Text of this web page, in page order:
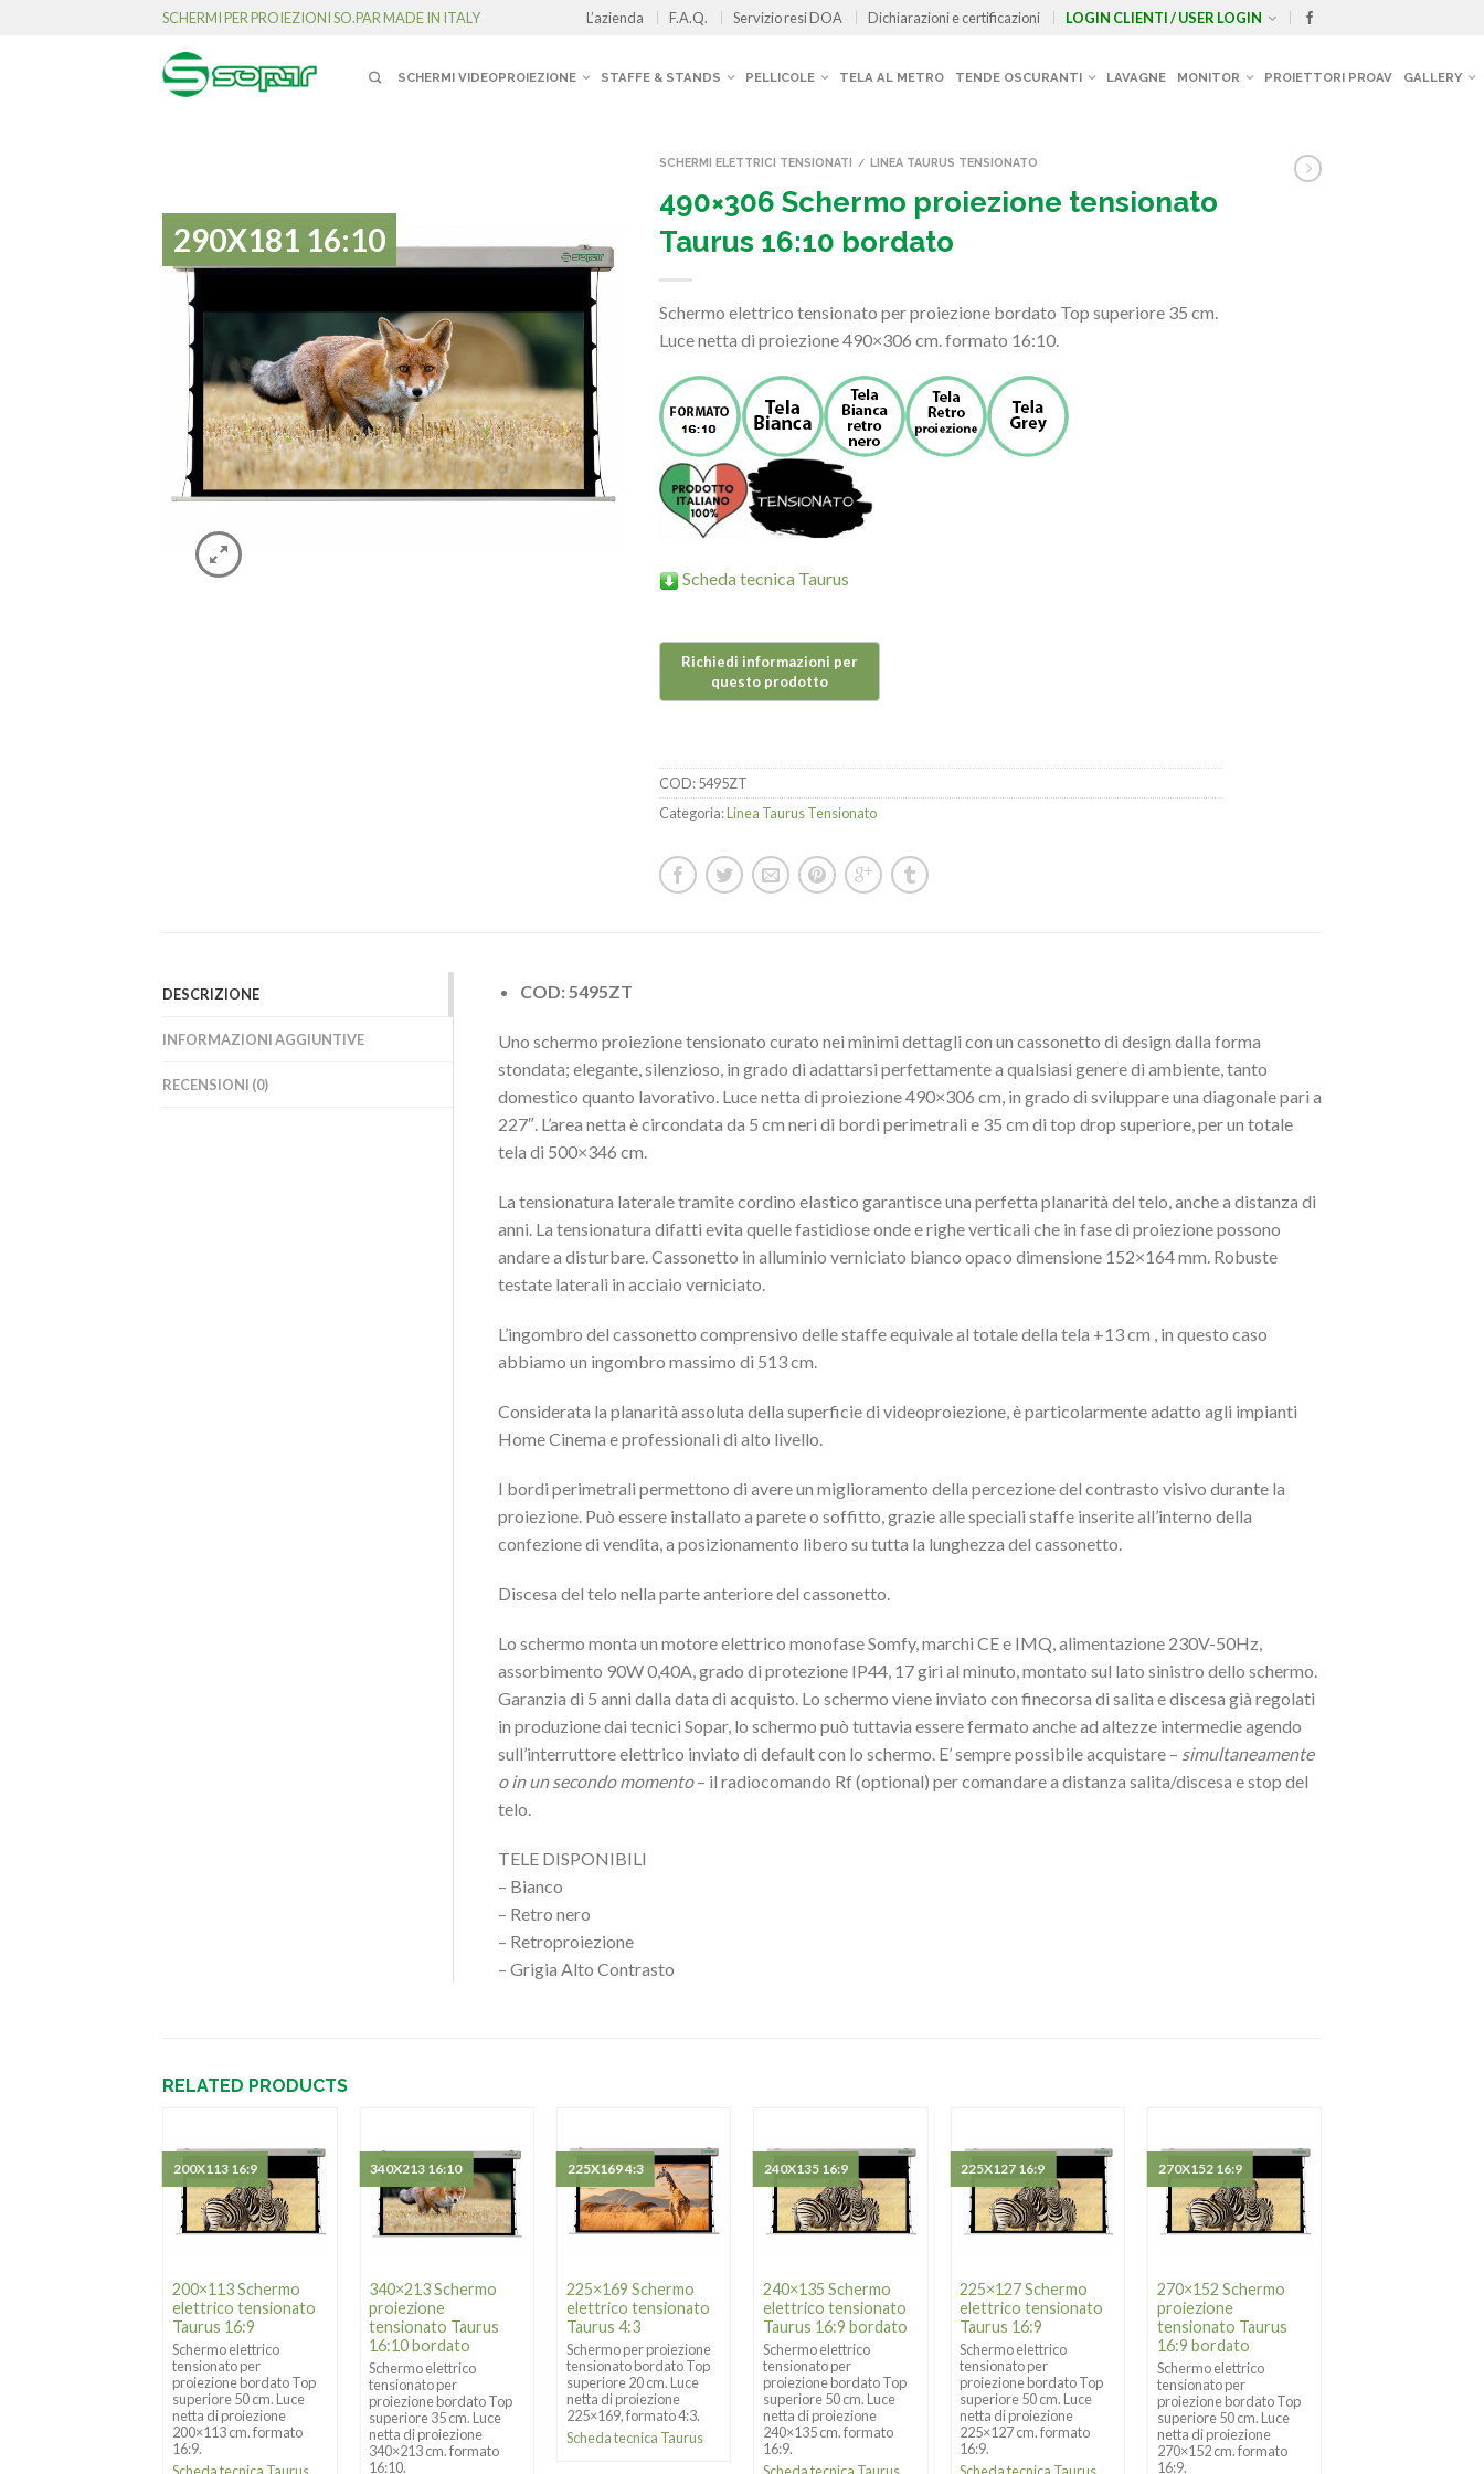
SCHERMI PER PROIEZIONI SO.PAR MADE IN ITALY L’azienda F.A.Q. Servizio resi DOA Dichiarazioni e certificazioni LOGIN CLIENTI / USER LOGIN
SCHERMI VIDEOPROIEZIONE STAFFE & STANDS PELLICOLE TELA AL METRO TENDE OSCURANTI LAVAGNE MONITOR PROIETTORI PROAV GALLERY
290X181 16:10
SCHERMI ELETTRICI TENSIONATI / LINEA TAURUS TENSIONATO
490×306 Schermo proiezione tensionato
Taurus 16:10 bordato
Schermo elettrico tensionato per proiezione bordato Top superiore 35 cm.
Luce netta di proiezione 490×306 cm. formato 16:10.
Scheda tecnica Taurus
COD:5495ZT
Categoria:Linea Taurus Tensionato
DESCRIZIONE
INFORMAZIONI AGGIUNTIVE
RECENSIONI (0)
COD: 5495ZT
Uno schermo proiezione tensionato curato nei minimi dettagli con un cassonetto di design dalla forma
stondata; elegante, silenzioso, in grado di adattarsi perfettamente a qualsiasi genere di ambiente, tanto
domestico quanto lavorativo. Luce netta di proiezione 490×306 cm, in grado di sviluppare una diagonale pari a
227″. L’area netta è circondata da 5 cm neri di bordi perimetrali e 35 cm di top drop superiore, per un totale
tela di 500×346 cm.
La tensionatura laterale tramite cordino elastico garantisce una perfetta planarità del telo, anche a distanza di
anni. La tensionatura difatti evita quelle fastidiose onde e righe verticali che in fase di proiezione possono
andare a disturbare. Cassonetto in alluminio verniciato bianco opaco dimensione 152×164 mm. Robuste
testate laterali in acciaio verniciato.
L’ingombro del cassonetto comprensivo delle staffe equivale al totale della tela +13 cm , in questo caso
abbiamo un ingombro massimo di 513 cm.
Considerata la planarità assoluta della superficie di videoproiezione, è particolarmente adatto agli impianti
Home Cinema e professionali di alto livello.
I bordi perimetrali permettono di avere un miglioramento della percezione del contrasto visivo durante la
proiezione. Può essere installato a parete o soffitto, grazie alle speciali staffe inserite all’interno della
confezione di vendita, a posizionamento libero su tutta la lunghezza del cassonetto.
Discesa del telo nella parte anteriore del cassonetto.
Lo schermo monta un motore elettrico monofase Somfy, marchi CE e IMQ, alimentazione 230V-50Hz,
assorbimento 90W 0,40A, grado di protezione IP44, 17 giri al minuto, montato sul lato sinistro dello schermo.
Garanzia di 5 anni dalla data di acquisto. Lo schermo viene inviato con finecorsa di salita e discesa già regolati
in produzione dai tecnici Sopar, lo schermo può tuttavia essere fermato anche ad altezze intermedie agendo
sull’interruttore elettrico inviato di default con lo schermo. E’ sempre possibile acquistare – simultaneamente
o in un secondo momento– il radiocomando Rf (optional) per comandare a distanza salita/discesa e stop del
telo.
TELE DISPONIBILI
– Bianco
– Retro nero
– Retroproiezione
– Grigia Alto Contrasto
RELATED PRODUCTS
200×113 Schermo
elettrico tensionato
Taurus 16:9
Schermo elettrico
tensionato per
proiezione bordato Top
superiore 50 cm. Luce
netta di proiezione
200×113 cm. formato
16:9.
200X113 16:9
340×213 Schermo
proiezione
tensionato Taurus
16:10 bordato
Schermo elettrico
tensionato per
proiezione bordato Top
superiore 35 cm. Luce
netta di proiezione
340×213 cm. formato
16:10.
340X213 16:10
225×169 Schermo
elettrico tensionato
Taurus 4:3
Schermo per proiezione
tensionato bordato Top
superiore 20 cm. Luce
netta di proiezione
225×169, formato 4:3.
Scheda tecnica Taurus
225X169 4:3
240×135 Schermo
elettrico tensionato
Taurus 16:9 bordato
Schermo elettrico
tensionato per
proiezione bordato Top
superiore 50 cm. Luce
netta di proiezione
240×135 cm. formato
16:9.
240X135 16:9
225×127 Schermo
elettrico tensionato
Taurus 16:9
Schermo elettrico
tensionato per
proiezione bordato Top
superiore 50 cm. Luce
netta di proiezione
225×127 cm. formato
16:9.
225X127 16:9
270×152 Schermo
proiezione
tensionato Taurus
16:9 bordato
Schermo elettrico
tensionato per
proiezione bordato Top
superiore 50 cm. Luce
netta di proiezione
270×152 cm. formato
16:9.
270X152 16:9